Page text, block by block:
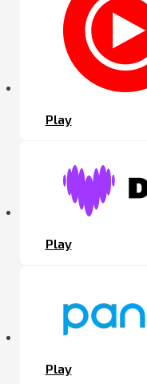
Play
Play
Play